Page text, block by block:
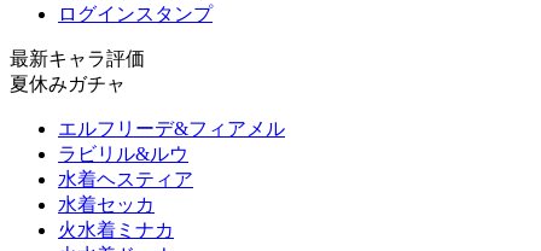
ログインスタンプ
最新キャラ評価
夏休みガチャ
エルフリーデ&フィアメル
ラビリル&ルウ
水着ヘスティア
水着セッカ
火水着ミナカ